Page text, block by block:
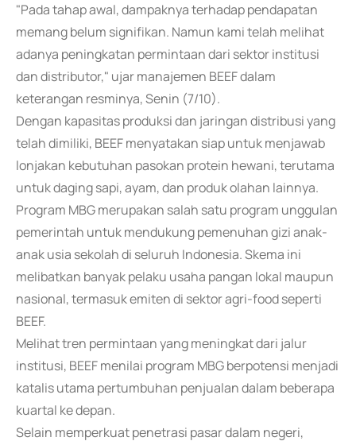
"Pada tahap awal, dampaknya terhadap pendapatan
memang belum signifikan. Namun kami telah melihat
adanya peningkatan permintaan dari sektor institusi
dan distributor," ujar manajemen BEEF dalam
keterangan resminya, Senin (7/10).
Dengan kapasitas produksi dan jaringan distribusi yang
telah dimiliki, BEEF menyatakan siap untuk menjawab
lonjakan kebutuhan pasokan protein hewani, terutama
untuk daging sapi, ayam, dan produk olahan lainnya.
Program MBG merupakan salah satu program unggulan
pemerintah untuk mendukung pemenuhan gizi anak-
anak usia sekolah di seluruh Indonesia. Skema ini
melibatkan banyak pelaku usaha pangan lokal maupun
nasional, termasuk emiten di sektor agri-food seperti
BEEF.
Melihat tren permintaan yang meningkat dari jalur
institusi, BEEF menilai program MBG berpotensi menjadi
katalis utama pertumbuhan penjualan dalam beberapa
kuartal ke depan.
Selain memperkuat penetrasi pasar dalam negeri,